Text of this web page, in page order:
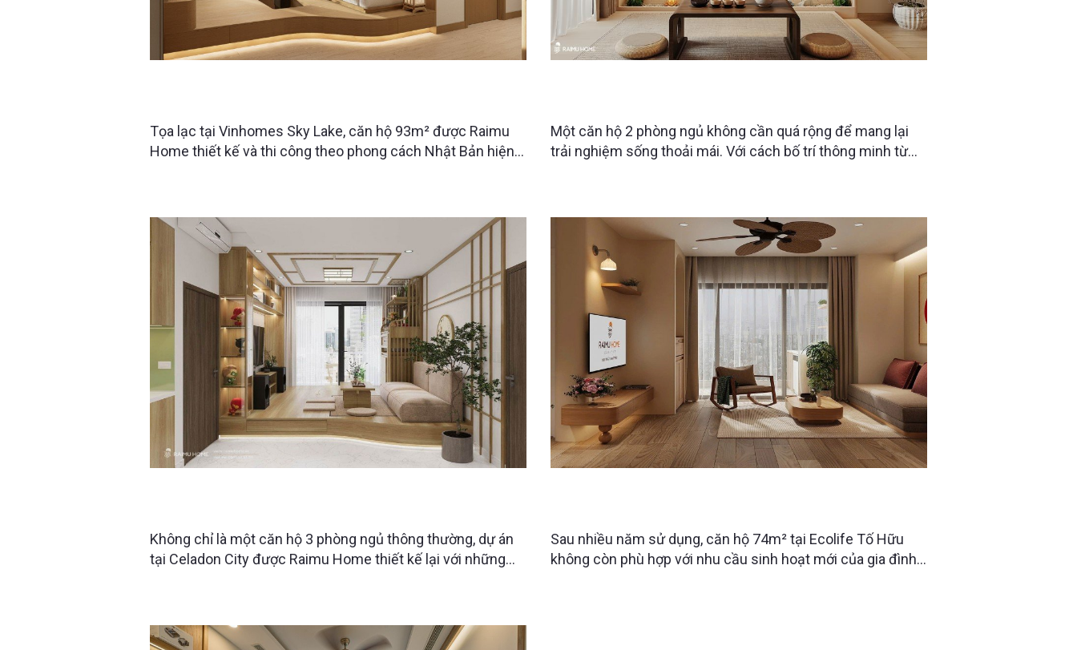
Tọa lạc tại Vinhomes Sky Lake, căn hộ 93m² được Raimu
Home thiết kế và thi công theo phong cách Nhật Bản hiện
Một căn hộ 2 phòng ngủ không cần quá rộng để mang lại
trải nghiệm sống thoải mái. Với cách bố trí thông minh từ
Không chỉ là một căn hộ 3 phòng ngủ thông thường, dự án
tại Celadon City được Raimu Home thiết kế lại với những
Sau nhiều năm sử dụng, căn hộ 74m² tại Ecolife Tố Hữu
không còn phù hợp với nhu cầu sinh hoạt mới của gia đình.